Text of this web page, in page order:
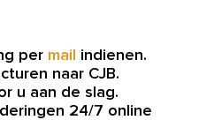
per mail
indienen.
naar CJB.
u aan de slag.
24/7 online